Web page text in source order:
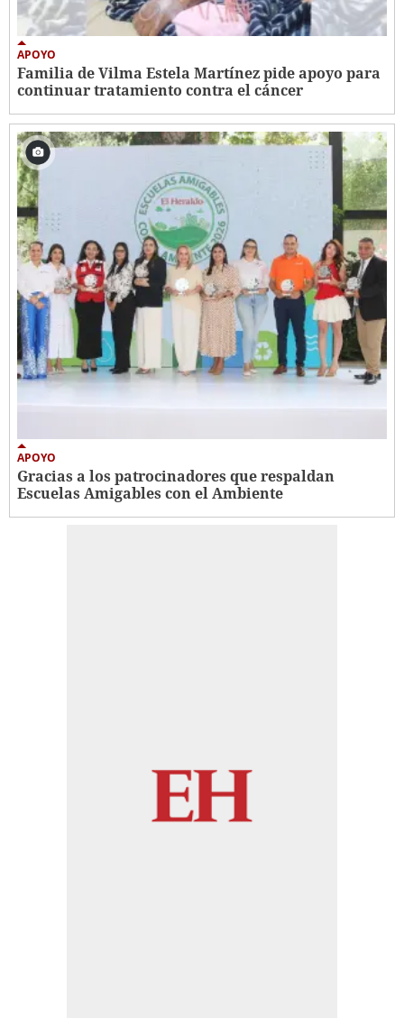
APOYO
Familia de Vilma Estela Martínez pide apoyo para
continuar tratamiento contra el cáncer
APOYO
Gracias a los patrocinadores que respaldan
Escuelas Amigables con el Ambiente